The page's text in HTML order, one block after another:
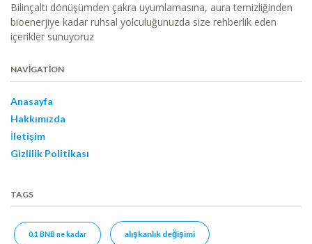
Bilinçaltı dönüşümden çakra uyumlamasına, aura temizliğinden
bioenerjiye kadar ruhsal yolculuğunuzda size rehberlik eden
içerikler sunuyoruz
NAVIGATION
Anasayfa
Hakkımızda
İletişim
Gizlilik Politikası
TAGS
0.1 BNB ne kadar alışkanlık değişimi